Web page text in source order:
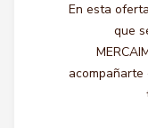
En esta
que